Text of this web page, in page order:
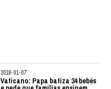
2018-01-07
Vaticano: Papa batiza 34 bebés